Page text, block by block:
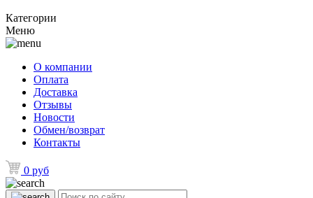
Категории
Меню
О компании
Оплата
Доставка
Отзывы
Новости
Обмен/возврат
Контакты
0 руб